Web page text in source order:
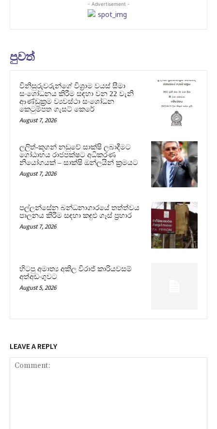
- Advertisement -
පුවත්
විනිසුරුවරුන්ගේ විශ්‍රාම වයස් සීමා
සංශෝධනය කිරීම සඳහා වන 22 වැනි
ආණ්ඩුක්‍රම ව්‍යවස්ථා සංශෝධන
කෙටුම්පත ගැසට් කෙරේ
August 7, 2026
ලලිත්-කූගන් නඩුවේ සාක්ෂි ලබාදීමට
ගෝඨාභය රාජපක්ෂට අධිකරණ
නියෝගයක් – සාක්ෂි ඔන්ලයින් ක්‍රමයට
August 7, 2026
පල්ලන්සේන බන්ධනාගාරයේ තත්ත්වය
පාලනය කිරීම සඳහා කඳුළු ගෑස් ප්‍රහාර
August 7, 2026
හිටපු අමාත්‍ය අකිල විරාජ් කාරියවසම්
අත්අඩංගුවට
August 5, 2026
LEAVE A REPLY